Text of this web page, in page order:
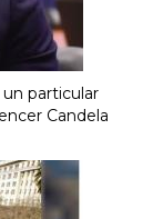
particular
Candela